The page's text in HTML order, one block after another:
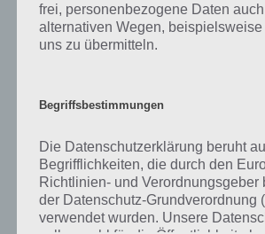
Tweet auf Twitter
Mehr Artikel hier auf
frei, personenbezogene Daten
alternativen Wegen,
uns zu übermitteln.
Begriffsbestimmungen
Die Datenschutzerklärung beruht
Begrifflichkeiten, die durch den
Richtlinien- und Verordnungsgeber
der Datenschutz-Grundverordnung
verwendet wurden. Unsere